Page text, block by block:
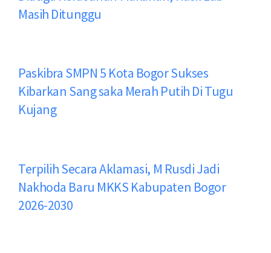
Masih Ditunggu
Paskibra SMPN 5 Kota Bogor Sukses
Kibarkan Sang saka Merah Putih Di Tugu
Kujang
Terpilih Secara Aklamasi, M Rusdi Jadi
Nakhoda Baru MKKS Kabupaten Bogor
2026-2030